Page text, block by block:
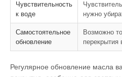
Чувствительность
к воде
нужно
Самостоятельное
обновление
Возможно
перекрытия
Регулярное обновление масла